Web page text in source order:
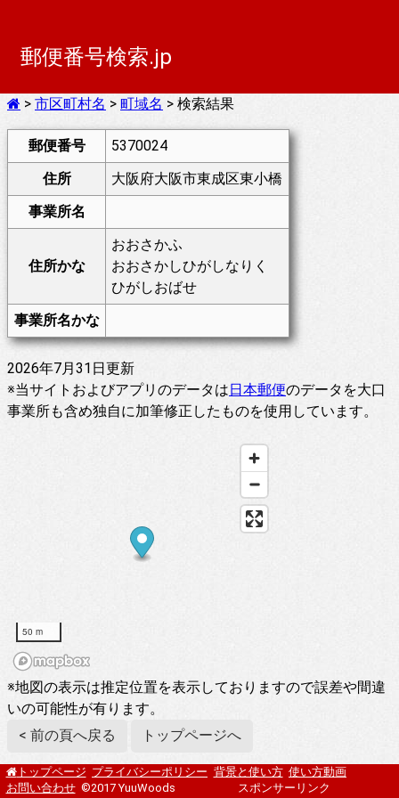
郵便番号検索.jp
> 市区町村名 > 町域名 > 検索結果
郵便番号
5370024
住所
大阪府大阪市東成区東小橋
事業所名
住所かな
おおさかふ
おおさかしひがしなりく
ひがしおばせ
事業所名かな
2026年7月31日更新
※当サイトおよびアプリのデータは日本郵便のデータを大口
事業所も含め独自に加筆修正したものを使用しています。
50 m
※地図の表示は推定位置を表示しておりますので誤差や間違
いの可能性が有ります。
< 前の頁へ戻る
トップページへ
トップページ プライバシーポリシー 背景と使い方 使い方動画
お問い合わせ ©2017 YuuWoods スポンサーリンク